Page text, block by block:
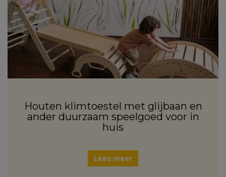
Houten klimtoestel met glijbaan en
ander duurzaam speelgoed voor in
huis
Lees meer